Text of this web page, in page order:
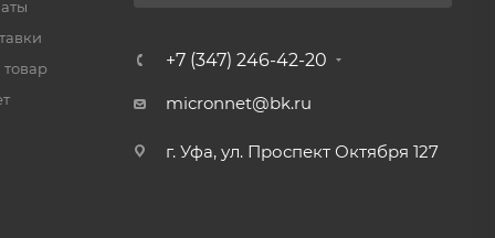
товар
+7 (347) 246-42-20
micronnet@bk.ru
г. Уфа, ул. Проспект Октября 127